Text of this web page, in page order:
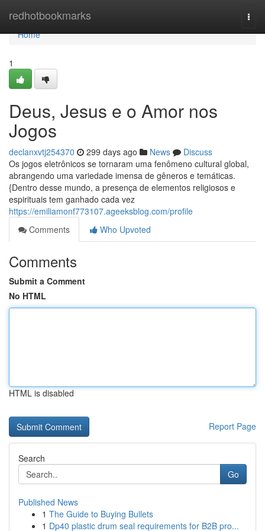
redhotbookmarks
Home
Home
1
Deus, Jesus e o Amor nos
Jogos
declanxvtj254370 299 days ago News
Discuss
Os jogos eletrônicos se tornaram uma fenômeno cultural global,
abrangendo uma variedade imensa de gêneros e temáticas.
{Dentro desse mundo, a presença de elementos religiosos e
espirituais tem ganhado cada vez
https://emiliamonf773107.ageeksblog.com/profile
Comments
Who Upvoted
Comments
Submit a Comment
No HTML
HTML is disabled
Report Page
Search
Go
Published News
1 The Guide to Buying Bullets
1 Dp40 plastic drum seal requirements for B2B pro...